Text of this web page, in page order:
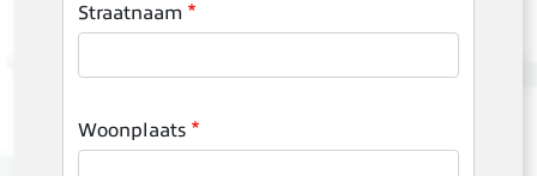
Straatnaam
Woonplaats